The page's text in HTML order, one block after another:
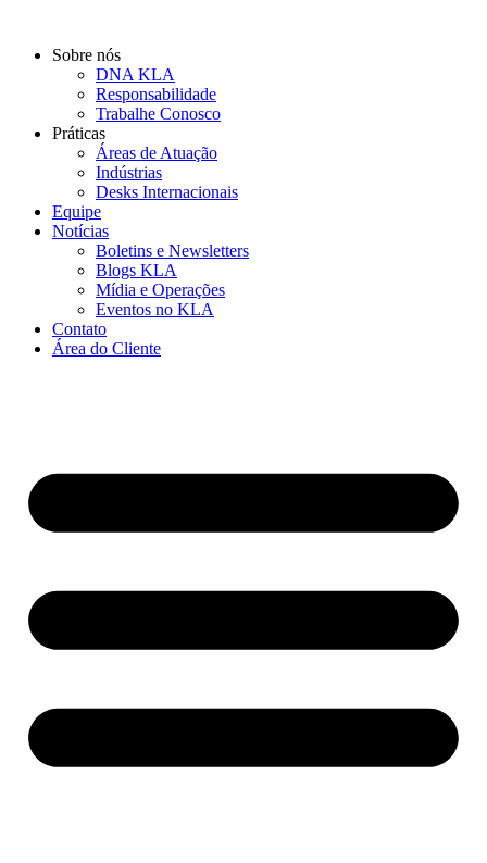
Sobre nós
DNA KLA
Responsabilidade
Trabalhe Conosco
Práticas
Áreas de Atuação
Indústrias
Desks Internacionais
Equipe
Notícias
Boletins e Newsletters
Blogs KLA
Mídia e Operações
Eventos no KLA
Contato
Área do Cliente